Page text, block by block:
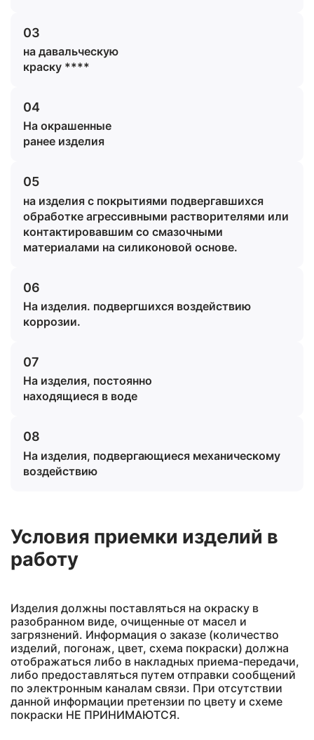
03
на давальческую
краску ****
04
На окрашенные
ранее изделия
05
на изделия с покрытиями подвергавшихся
обработке агрессивными растворителями или
контактировавшим со смазочными
материалами на силиконовой основе.
06
На изделия. подвергшихся воздействию
коррозии.
07
На изделия, постоянно
находящиеся в воде
08
На изделия, подвергающиеся механическому
воздействию
Условия приемки изделий в
работу
Изделия должны поставляться на окраску в
разобранном виде, очищенные от масел и
загрязнений. Информация о заказе (количество
изделий, погонаж, цвет, схема покраски) должна
отображаться либо в накладных приема-передачи,
либо предоставляться путем отправки сообщений
по электронным каналам связи. При отсутствии
данной информации претензии по цвету и схеме
покраски НЕ ПРИНИМАЮТСЯ.